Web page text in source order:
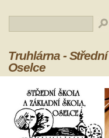
Truhlárna -
Oselce